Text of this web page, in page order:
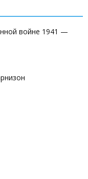
войне 1941 —